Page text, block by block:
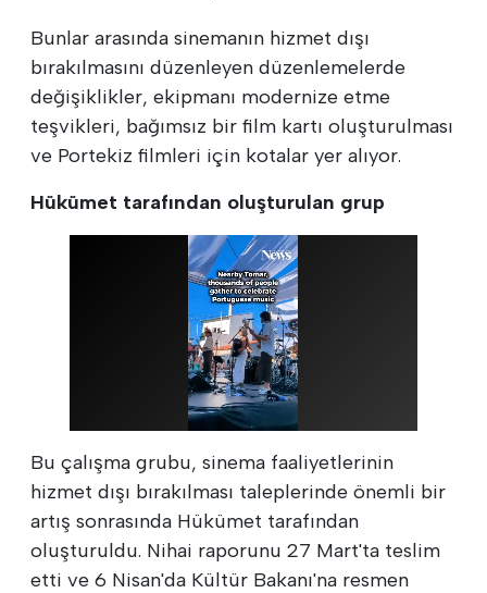
Bunlar arasında sinemanın hizmet dışı
bırakılmasını düzenleyen düzenlemelerde
değişiklikler, ekipmanı modernize etme
teşvikleri, bağımsız bir film kartı oluşturulması
ve Portekiz filmleri için kotalar yer alıyor.
Hükümet tarafından oluşturulan grup
Bu çalışma grubu, sinema faaliyetlerinin
hizmet dışı bırakılması taleplerinde önemli bir
artış sonrasında Hükümet tarafından
oluşturuldu. Nihai raporunu 27 Mart'ta teslim
etti ve 6 Nisan'da Kültür Bakanı'na resmen